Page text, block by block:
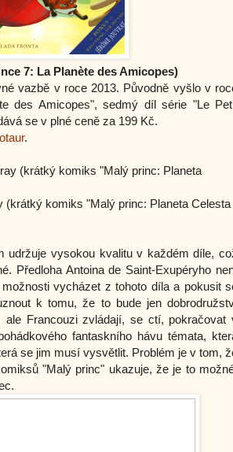
7: La Planète des Amicopes)
vazbě v roce 2013. Původně vyšlo v
des Amicopes", sedmý díl série "Le
se v plné ceně za 199 Kč.
.
(krátký komiks "Malý princ: Planeta
(krátký komiks "Malý princ: Planeta Celesta
vysokou kvalitu v každém díle,
Předloha Antoina de Saint-Exupéryho
vycházet z tohoto díla a pokusit
k tomu, že to bude jen
ale Francouzi zvládají, se ctí, pokračovat
fantaskního hávu témata,
se jim musí vysvětlit. Problém je v tom,
"Malý princ" ukazuje, že je to